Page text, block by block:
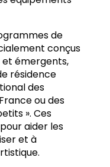
de
conçus
émergents,
résidence
des
ou des
». Ces
aider les
et à